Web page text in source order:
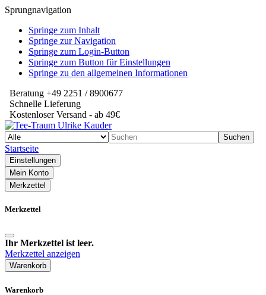
Sprungnavigation
Springe zum Inhalt
Springe zur Navigation
Springe zum Login-Button
Springe zum Button für Einstellungen
Springe zu den allgemeinen Informationen
Beratung +49 2251 / 8900677
Schnelle Lieferung
Kostenloser Versand - ab 49€
Suchen
Startseite
Einstellungen
Mein Konto
Merkzettel
Merkzettel
Ihr Merkzettel ist leer.
Merkzettel anzeigen
Warenkorb
Warenkorb